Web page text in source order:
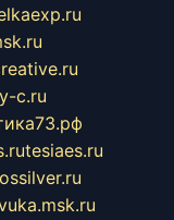
c.ru
tesiaes.ru